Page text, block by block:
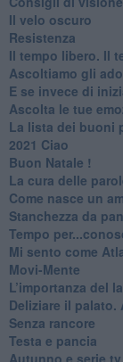
​Il velo oscuro
Resistenza
​Il tempo libero. Il
Ascoltiamo gli
​E se invece di
​Ascolta le tue
​La lista dei buoni
2021 Ciao
Buon Natale !
​La cura delle
​Come nasce un
Stanchezza da
​Tempo
​Mi sento come
​Movi-Mente
​L’importanza del
​Deliziare il palato.
​Senza rancore
​Testa e pancia
​Autunno e serie tv